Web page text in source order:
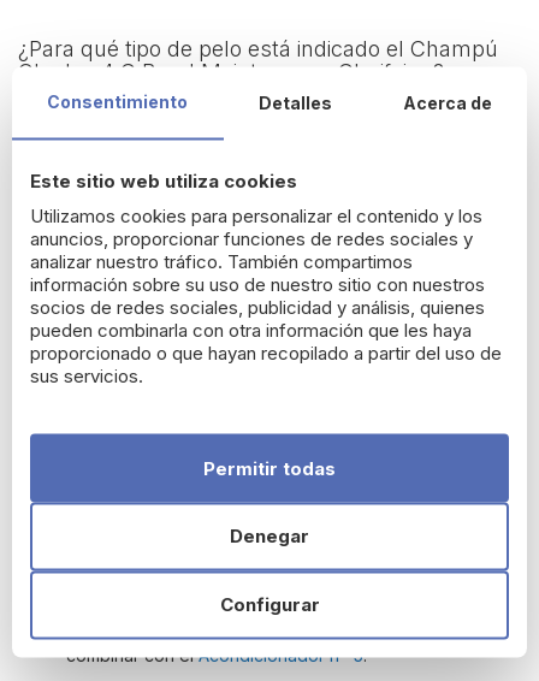
¿Para qué tipo de pelo está indicado el Champú
Olaplex 4 C Bond Maintenance Clarifying?
El Champú 4 C de Olaplex está formulado para
todos los
¿Cuándo se debe usar el champú 4 C Bond
Maintenance Clarifying de Olaplex?
Se recomienda utilizar Olaplex 4 C 1 vez por semana o 2
veces al mes, para mantener el pelo limpio y equilibrado.
primeramente en las manos para activar su espuma antes
de aplicar en el cabello.
Posteriormente, aplicar en el pelo desde la raíz a las
Dejar actuar 5 minutos.
combinar con elAcondicionador nº 5.
Consentimiento Detalles Acerca de
Este sitio web utiliza cookies
Utilizamos cookies para personalizar el contenido y los
anuncios, proporcionar funciones de redes sociales y
analizar nuestro tráfico. También compartimos
información sobre su uso de nuestro sitio con nuestros
socios de redes sociales, publicidad y análisis, quienes
pueden combinarla con otra información que les haya
proporcionado o que hayan recopilado a partir del uso de
sus servicios.
Configurar
Denegar
Permitir todas